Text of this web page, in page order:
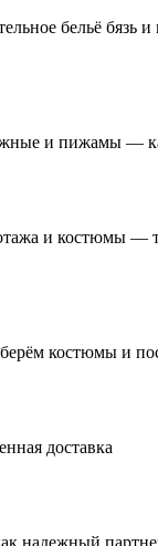
бельё
и пижамы —
и костюмы —
костюмы и
доставка
надежный